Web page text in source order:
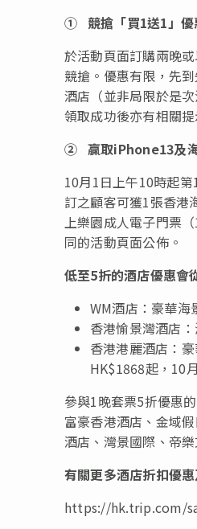
① 競搶「買1送1」
於活動頁面訂購兩晚
競搶。優惠有限，先
酒店（並非局限於是
領取成功後亦有相關提
② 贏取iPhone13及
10月1日上午10時起
訂之顧客可獲1張香港
上樂園成人電子門票
同的活動頁面公佈。
低至5折的酒店優惠會
WM酒店：豪華
香港愉景灣酒店
香港港麗酒店：
HK$1868起，10
參與1晚套票5折優惠
富豪香港酒店、金域
酒店、灣景國際、帝
有關更多酒店折扣優
https://hk.trip.com/